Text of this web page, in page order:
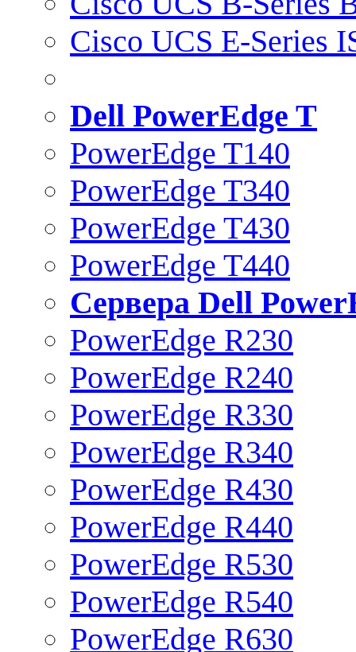
Cisco UCS E-Series
Dell PowerEdge T
PowerEdge T140
PowerEdge T340
PowerEdge T430
PowerEdge T440
Сервера Dell
PowerEdge R230
PowerEdge R240
PowerEdge R330
PowerEdge R340
PowerEdge R430
PowerEdge R440
PowerEdge R530
PowerEdge R540
PowerEdge R630